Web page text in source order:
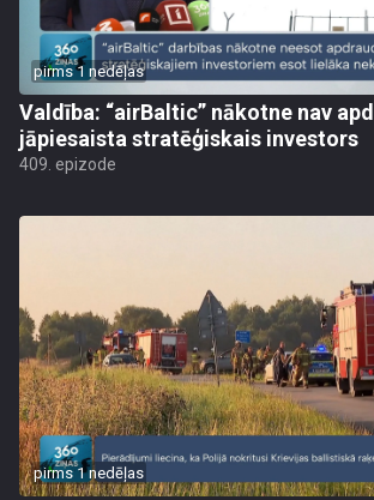
pirms 1 nedēļas
Valdība: “airBaltic” nākotne nav
jāpiesaista stratēģiskais investors
409. epizode
pirms 1 nedēļas